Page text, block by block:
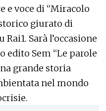
e voce di “Miracolo
giurato di
Sarà l’occasione
edito Sem “Le parole
grande storia
nel mondo